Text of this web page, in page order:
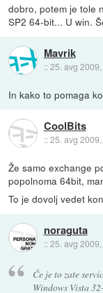
dobro, potem je tole
SP2 64-bit... U win.
Mavrik
::25. avg
In kako to pomaga
CoolBits
::25. avg
Že samo exchange
popolnoma 64bit,
To je dovolj vedet
noraguta
::25. avg 2009,
Če je to zate
Windows Vista